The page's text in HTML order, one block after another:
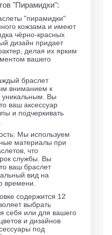
"Пирамидки":
"пирамидки"
кожзама и имеют
чёрно-красных
дизайн придает
делая их ярким
вашего
браслет
вниманием к
уникальным. Вы
ваш аксессуар
и подчеркивать
Мы используем
материалы при
что
службы. Вы
ваш браслет
вид на
времени.
содержится 12
выбрать
себя или для вашего
и дизайнов
под